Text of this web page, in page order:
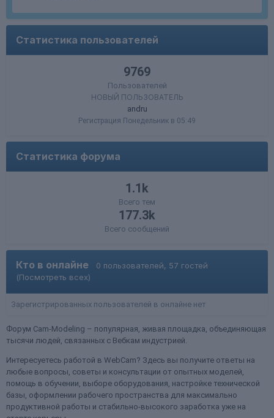
Статистика пользователей
9769
Пользователей
НОВЫЙ ПОЛЬЗОВАТЕЛЬ
andru
Регистрация Понедельник в 05:49
Статистика форума
1.1k
Всего тем
177.3k
Всего сообщений
Кто в онлайне
0 пользователей, 57 гостей
(Посмотреть всех)
Зарегистрированных пользователей в онлайне нет
Форум Cam-Modeling – популярная, живая площадка, объединяющая
тысячи людей, связанных с Вебкам индустрией.
Интересуетесь работой в WebCam? Здесь вы получите ответы на
любые вопросы, советы и консультации от опытных моделей,
помощь в обучении, выборе оборудования, настройке технической
базы, оформлении рабочего пространства для максимально
продуктивной работы и стабильно-высокого заработка уже на